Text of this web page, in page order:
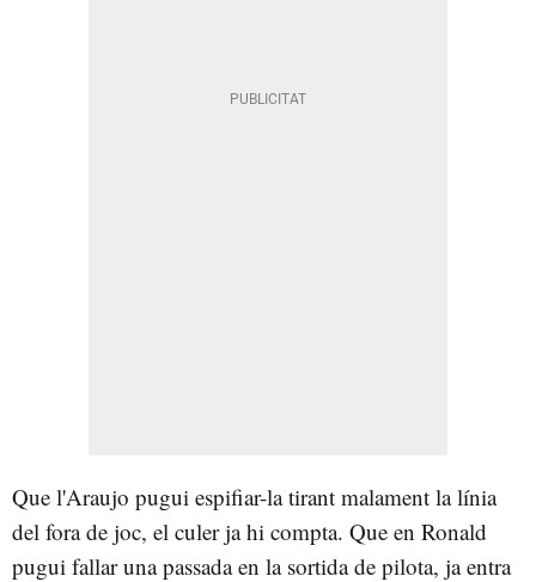
Que l'Araujo pugui espifiar-la tirant malament la línia
del fora de joc, el culer ja hi compta. Que en Ronald
pugui fallar una passada en la sortida de pilota, ja entra